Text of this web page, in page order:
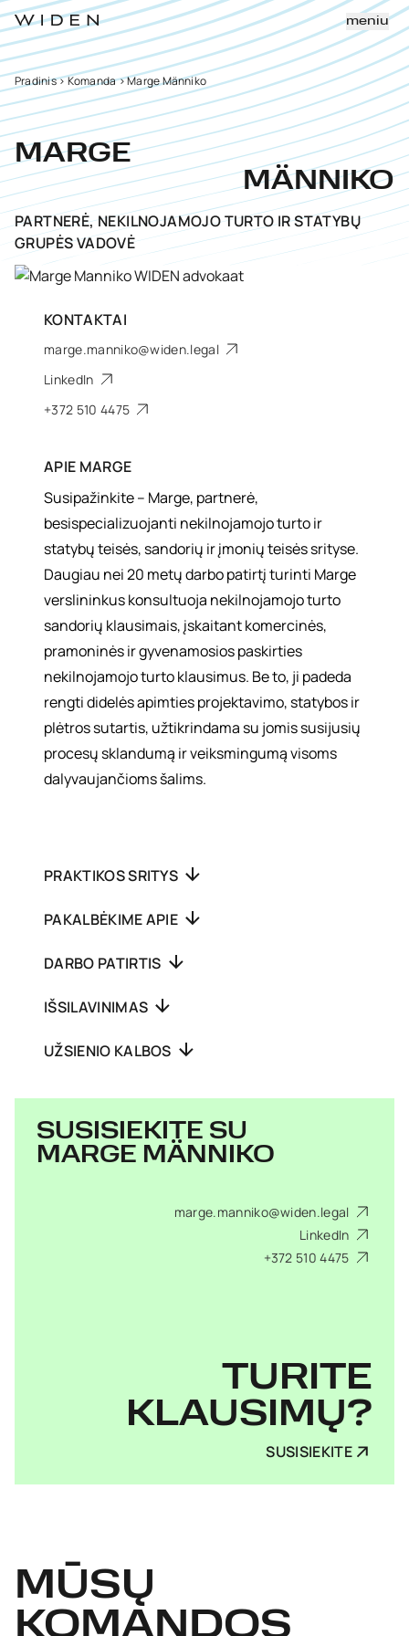
meniu
Pradinis>Komanda>Marge Männiko
MARGE
MÄNNIKO
PARTNERĖ, NEKILNOJAMOJO TURTO IR STATYBŲ
GRUPĖS VADOVĖ
KONTAKTAI
marge.manniko@widen.legal
LinkedIn
+372 510 4475
APIE MARGE
Susipažinkite – Marge, partnerė,
besispecializuojanti nekilnojamojo turto ir
statybų teisės, sandorių ir įmonių teisės srityse.
Daugiau nei 20 metų darbo patirtį turinti Marge
verslininkus konsultuoja nekilnojamojo turto
sandorių klausimais, įskaitant komercinės,
pramoninės ir gyvenamosios paskirties
nekilnojamojo turto klausimus. Be to, ji padeda
rengti didelės apimties projektavimo, statybos ir
plėtros sutartis, užtikrindama su jomis susijusių
procesų sklandumą ir veiksmingumą visoms
dalyvaujančioms šalims.
PRAKTIKOS SRITYS
PAKALBĖKIME APIE
DARBO PATIRTIS
IŠSILAVINIMAS
UŽSIENIO KALBOS
SUSISIEKITE SU
MARGE MÄNNIKO
marge.manniko@widen.legal
LinkedIn
+372 510 4475
TURITE
KLAUSIMŲ?
SUSISIEKITE
MŪSŲ
KOMANDOS